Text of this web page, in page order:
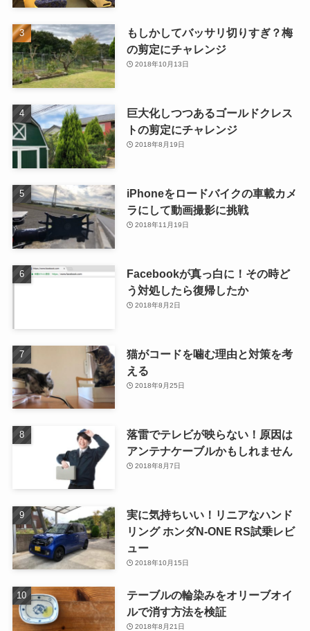
もしかしてバッサリ切りすぎ？梅
の剪定にチャレンジ
2018年10月13日
巨大化しつつあるゴールドクレス
トの剪定にチャレンジ
2018年8月19日
iPhoneをロードバイクの車載カメ
ラにして動画撮影に挑戦
2018年11月19日
Facebookが真っ白に！その時ど
う対処したら復帰したか
2018年8月2日
猫がコードを噛む理由と対策を考
える
2018年9月25日
落雷でテレビが映らない！原因は
アンテナケーブルかもしれません
2018年8月7日
実に気持ちいい！リニアなハンド
リング ホンダN-ONE RS試乗レビ
ュー
2018年10月15日
テーブルの輪染みをオリーブオイ
ルで消す方法を検証
2018年8月21日